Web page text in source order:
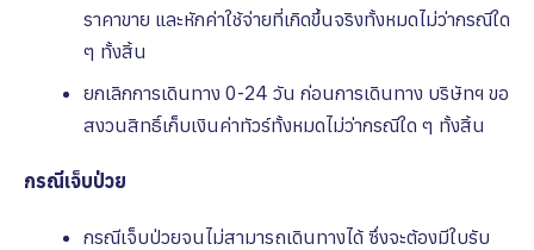
ราคาขาย และหักค่าใช้จ่ายที่เกิดขึ้นจริงทั้งหมดไม่ว่ากรณีใด
ๆ ทั้งสิ้น
ยกเลิกการเดินทาง 0-24 วัน ก่อนการเดินทาง บริษัทฯ ขอ
สงวนสิทธิ์เก็บเงินค่าทัวร์ทั้งหมดไม่ว่ากรณีใด ๆ ทั้งสิ้น
กรณีเจ็บป่วย
กรณีเจ็บป่วยจนไม่สามารถเดินทางได้ ซึ่งจะต้องมีใบรับ